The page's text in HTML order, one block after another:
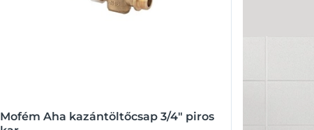
Mofém Aha kazántöltőcsap 3/4" piros